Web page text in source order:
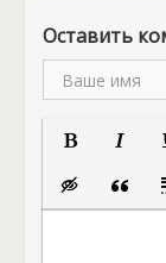
Оставить
Полужирный
Вставка